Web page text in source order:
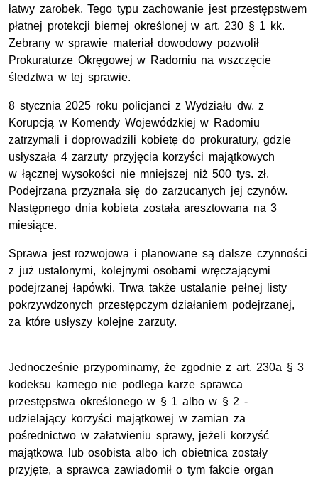
łatwy zarobek. Tego typu zachowanie jest przestępstwem
płatnej protekcji biernej określonej w art. 230 § 1 kk.
Zebrany w sprawie materiał dowodowy pozwolił
Prokuraturze Okręgowej w Radomiu na wszczęcie
śledztwa w tej sprawie.
8 stycznia 2025 roku policjanci z Wydziału dw. z
Korupcją w Komendy Wojewódzkiej w Radomiu
zatrzymali i doprowadzili kobietę do prokuratury, gdzie
usłyszała 4 zarzuty przyjęcia korzyści majątkowych
w łącznej wysokości nie mniejszej niż 500 tys. zł.
Podejrzana przyznała się do zarzucanych jej czynów.
Następnego dnia kobieta została aresztowana na 3
miesiące.
Sprawa jest rozwojowa i planowane są dalsze czynności
z już ustalonymi, kolejnymi osobami wręczającymi
podejrzanej łapówki. Trwa także ustalanie pełnej listy
pokrzywdzonych przestępczym działaniem podejrzanej,
za które usłyszy kolejne zarzuty.
Jednocześnie przypominamy, że zgodnie z art. 230a § 3
kodeksu karnego nie podlega karze sprawca
przestępstwa określonego w § 1 albo w § 2 -
udzielający korzyści majątkowej w zamian za
pośrednictwo w załatwieniu sprawy, jeżeli korzyść
majątkowa lub osobista albo ich obietnica zostały
przyjęte, a sprawca zawiadomił o tym fakcie organ